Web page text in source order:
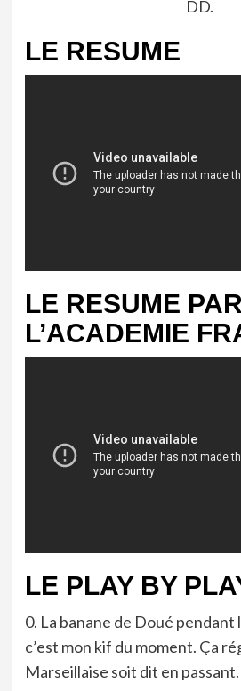
DD.
LE RESUME
LE RESUME PAR
L’ACADEMIE
LE PLAY BY
0. La banane de Doué pendant
c’est mon kif du moment. Ça
Marseillaise soit dit en passant.